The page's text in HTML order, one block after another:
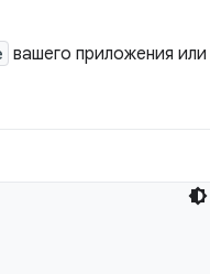
вашего приложения или